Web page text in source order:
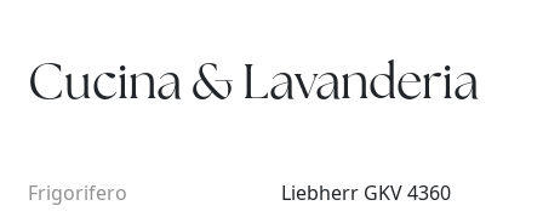
Cucina & Lavanderia
Frigorifero
Liebherr GKV 4360